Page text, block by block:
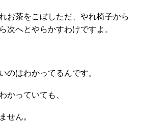
お茶をこぼしただ、やれ椅子から
次へとやらかすわけですよ。
のはわかってるんです。
かっていても、
せん。